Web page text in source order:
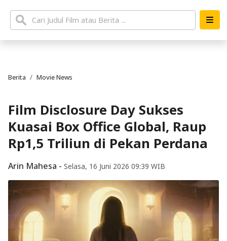
Berita Movie News
Film Disclosure Day Sukses
Kuasai Box Office Global, Raup
Rp1,5 Triliun di Pekan Perdana
Arin Mahesa - Selasa, 16 Juni 2026 09:39 WIB